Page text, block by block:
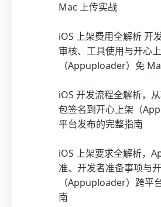
Mac 上传实战
iOS 上架费用全解析 开
审核、工具使用与开心
（Appuploader）免
iOS 开发流程全解析，
包签名到开心上架（
平台发布的完整指南
iOS 上架要求全解析，
准、开发者准备事项与
（Appuploader）跨平
南